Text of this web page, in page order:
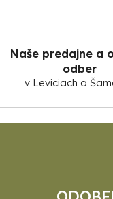
Naše predajne a
odber
v Leviciach a
Z